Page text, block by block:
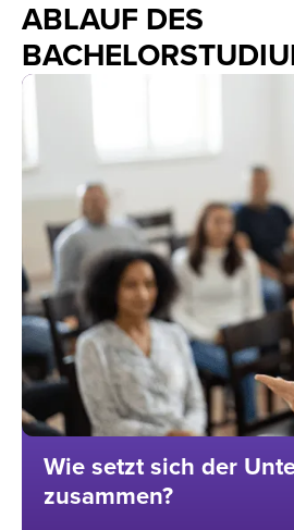
ABLAUF DES
Wie setzt sich der
zusammen?